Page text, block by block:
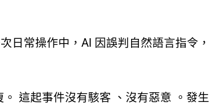
日常操作中，AI 因誤判自然語言指令，
這起事件沒有駭客 、沒有惡意 。發生